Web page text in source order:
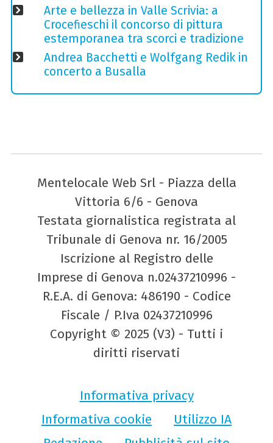
Arte e bellezza in Valle Scrivia: a
Crocefieschi il concorso di pittura
estemporanea tra scorci e tradizione
Andrea Bacchetti e Wolfgang Redik in
concerto a Busalla
Mentelocale Web Srl - Piazza della
Vittoria 6/6 - Genova
Testata giornalistica registrata al
Tribunale di Genova nr. 16/2005
Iscrizione al Registro delle
Imprese di Genova n.02437210996 -
R.E.A. di Genova: 486190 - Codice
Fiscale / P.Iva 02437210996
Copyright © 2025 (V3) - Tutti i
diritti riservati
Informativa privacy
Informativa cookie
Utilizzo IA